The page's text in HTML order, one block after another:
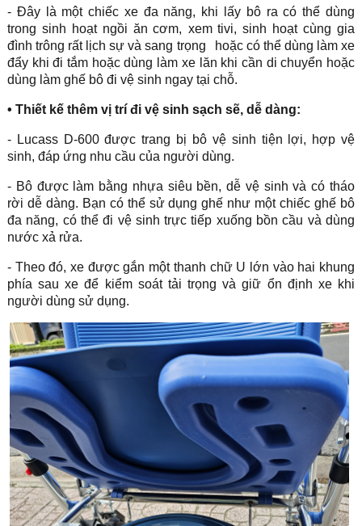
- Đây là một chiếc xe đa năng, khi lấy bô ra có thể dùng
trong sinh hoạt ngồi ăn cơm, xem tivi, sinh hoạt cùng gia
đình trông rất lịch sự và sang trọng
hoặc có thể dùng làm xe
đẩy khi đi tắm hoặc dùng làm xe lăn khi cần di chuyển hoặc
dùng làm ghế bô đi vệ sinh ngay tại chỗ.
• Thiết kế thêm vị trí đi vệ sinh sạch sẽ, dễ dàng:
- Lucass D-600 được trang bị bô vệ sinh tiện lợi, hợp vệ
sinh, đáp ứng nhu cầu của người dùng.
- Bô được làm bằng nhựa siêu bền, dễ vệ sinh và có tháo
rời dễ dàng. Bạn có thể sử dụng ghế như một chiếc ghế bô
đa năng, có thể đi vệ sinh trực tiếp xuống bồn cầu và dùng
nước xả rửa.
- Theo đó, xe được gắn một thanh chữ U lớn vào hai khung
phía sau xe để kiểm soát tải trọng và giữ ổn định xe khi
người dùng sử dụng.